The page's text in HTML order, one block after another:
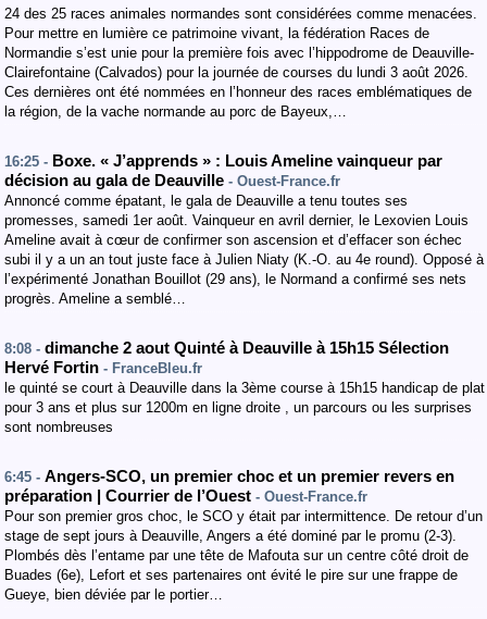
24 des 25 races animales normandes sont considérées comme menacées.
Pour mettre en lumière ce patrimoine vivant, la fédération Races de
Normandie s’est unie pour la première fois avec l’hippodrome de Deauville-
Clairefontaine (Calvados) pour la journée de courses du lundi 3 août 2026.
Ces dernières ont été nommées en l’honneur des races emblématiques de
la région, de la vache normande au porc de Bayeux,…
16:25 - Boxe. « J’apprends » : Louis Ameline vainqueur par
décision au gala de Deauville - Ouest-France.fr
Annoncé comme épatant, le gala de Deauville a tenu toutes ses
promesses, samedi 1er août. Vainqueur en avril dernier, le Lexovien Louis
Ameline avait à cœur de confirmer son ascension et d’effacer son échec
subi il y a un an tout juste face à Julien Niaty (K.-O. au 4e round). Opposé à
l’expérimenté Jonathan Bouillot (29 ans), le Normand a confirmé ses nets
progrès. Ameline a semblé…
8:08 - dimanche 2 aout Quinté à Deauville à 15h15 Sélection
Hervé Fortin - FranceBleu.fr
le quinté se court à Deauville dans la 3ème course à 15h15 handicap de plat
pour 3 ans et plus sur 1200m en ligne droite , un parcours ou les surprises
sont nombreuses
6:45 - Angers-SCO, un premier choc et un premier revers en
préparation | Courrier de l’Ouest - Ouest-France.fr
Pour son premier gros choc, le SCO y était par intermittence. De retour d’un
stage de sept jours à Deauville, Angers a été dominé par le promu (2-3).
Plombés dès l’entame par une tête de Mafouta sur un centre côté droit de
Buades (6e), Lefort et ses partenaires ont évité le pire sur une frappe de
Gueye, bien déviée par le portier…